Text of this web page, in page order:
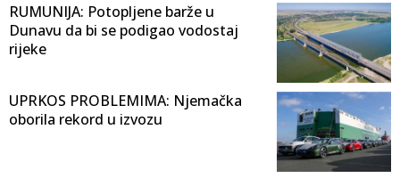
RUMUNIJA: Potopljene barže u
Dunavu da bi se podigao vodostaj
rijeke
UPRKOS PROBLEMIMA: Njemačka
oborila rekord u izvozu